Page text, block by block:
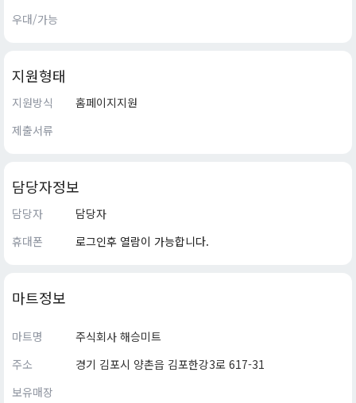
우대/가능
지원형태
지원방식
홈페이지지원
제출서류
담당자정보
담당자
담당자
휴대폰
로그인후 열람이 가능합니다.
마트정보
마트명
주식회사 해승미트
주소
경기 김포시 양촌읍 김포한강3로 617-31
보유매장